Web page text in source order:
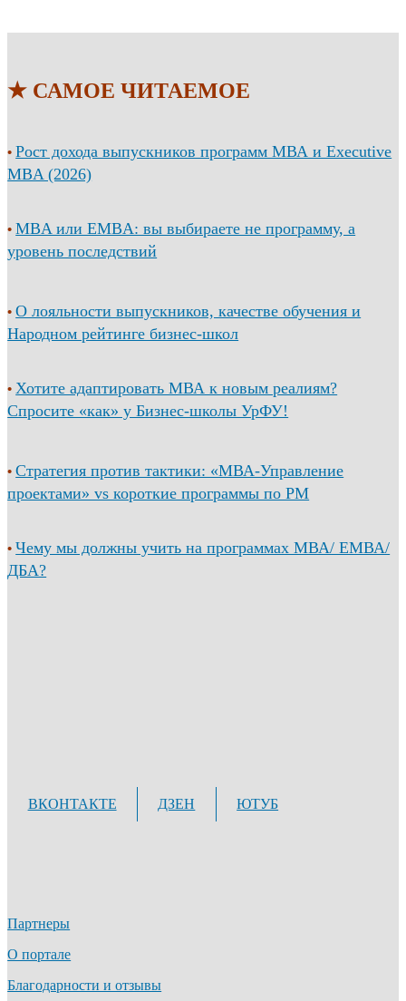
★ САМОЕ ЧИТАЕМОЕ
•Рост дохода выпускников программ МВА и Executive
MBA (2026)
•MBA или EMBA: вы выбираете не программу, а
уровень последствий
•О лояльности выпускников, качестве обучения и
Народном рейтинге бизнес-школ
•Хотите адаптировать МВА к новым реалиям?
Спросите «как» у Бизнес-школы УрФУ!
•Стратегия против тактики: «МВА-Управление
проектами» vs короткие программы по PM
• Чему мы должны учить на программах МВА/ ЕМВА/
ДБА?
ВКОНТАКТЕ ДЗЕН ЮТУБ
Партнеры
О портале
Благодарности и отзывы